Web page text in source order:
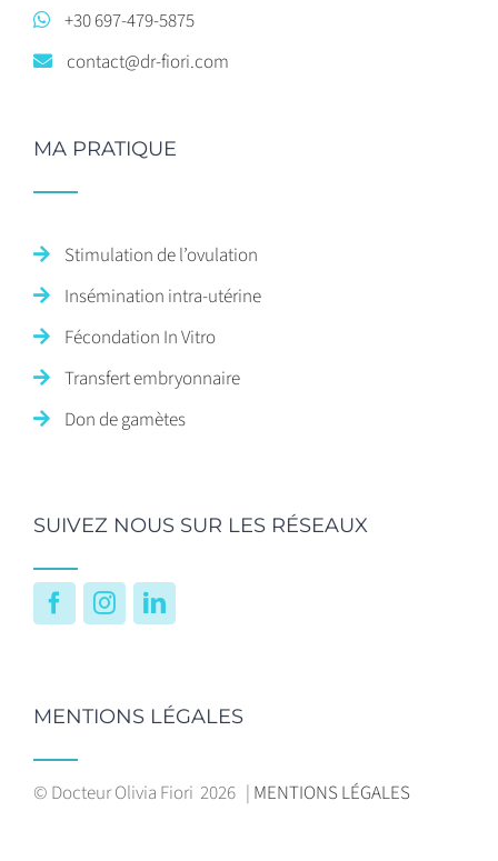
+30 697-479-5875
contact@dr-fiori.com
MA PRATIQUE
Stimulation de l’ovulation
Insémination intra-utérine
Fécondation In Vitro
Transfert embryonnaire
Don de gamètes
SUIVEZ NOUS SUR LES RÉSEAUX
FacebookInstagramLinkedIn
MENTIONS LÉGALES
© Docteur Olivia Fiori 2026 | MENTIONS LÉGALES